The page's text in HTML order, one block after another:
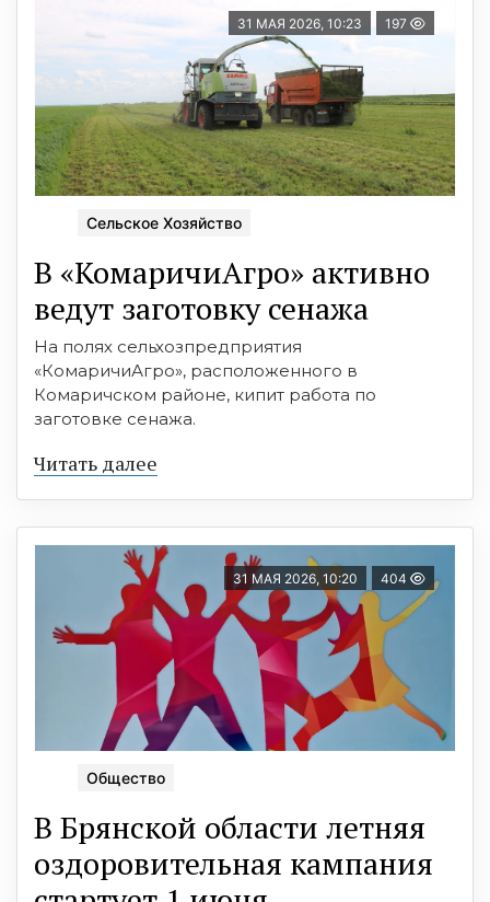
31 МАЯ 2026, 10:23 197
Сельское Хозяйство
В «КомаричиАгро» активно
ведут заготовку сенажа
На полях сельхозпредприятия
«КомаричиАгро», расположенного в
Комаричском районе, кипит работа по
заготовке сенажа.
Читать далее
31 МАЯ 2026, 10:20 404
Общество
В Брянской области летняя
оздоровительная кампания